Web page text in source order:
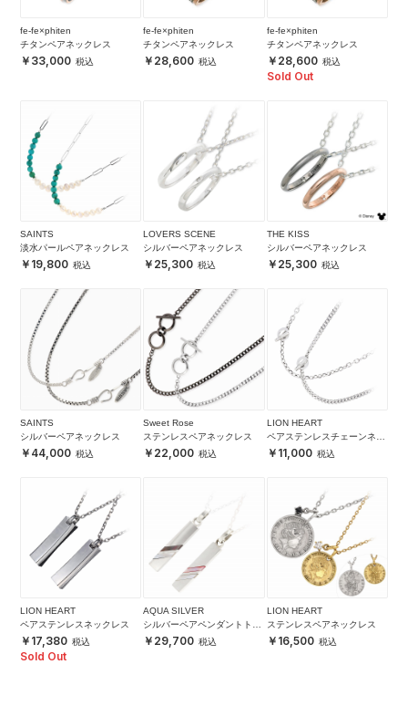
fe-fe×phiten
チタンペアネックレス
33,000
fe-fe×phiten
チタンペアネックレス
28,600
fe-fe×phiten
チタンペアネックレス
28,600
Sold Out
SAINTS
淡水パールペアネックレス
19,800
LOVERS SCENE
シルバーペアネックレス
25,300
THE KISS
シルバーペアネックレス
25,300
SAINTS
シルバーペアネックレス
44,000
Sweet Rose
ステンレスペアネックレス
22,000
LION HEART
ペアステンレスチェーンネッ
クレス
11,000
LION HEART
ペアステンレスネックレス
17,380
Sold Out
AQUA SILVER
シルバーペアペンダントトッ
プ 29,700
LION HEART
ステンレスペアネックレス
16,500